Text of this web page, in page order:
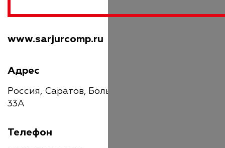
www.sarjurcomp.ru
Адрес
Россия, Саратов, Большая Казачья улица,
33А
Телефон